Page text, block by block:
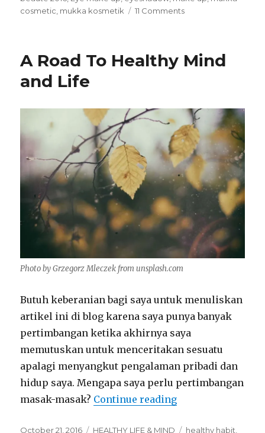
cosmetic mukka kosmetik 11 Comments
COSMO
A Road To Healthy Mind
and Life
Photo by Grzegorz Mleczek from unsplash.com
Butuh keberanian bagi saya untuk menuliskan
artikel ini di blog karena saya punya banyak
pertimbangan ketika akhirnya saya
memutuskan untuk menceritakan sesuatu
apalagi menyangkut pengalaman pribadi dan
hidup saya. Mengapa saya perlu pertimbangan
masak-masak? Continue reading
Posted
October 21, 2016 Categories
HEALTHY LIFE & MIND Tags
healthy habit